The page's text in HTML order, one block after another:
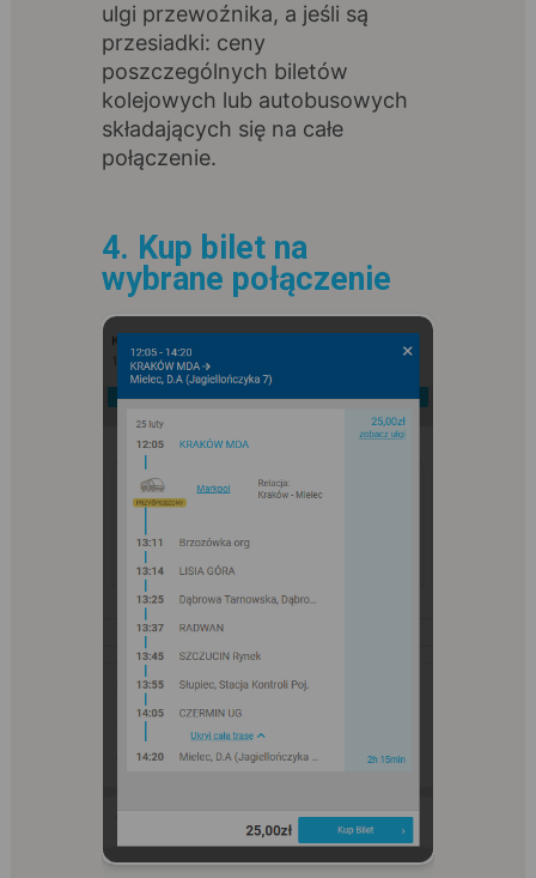
ulgi przewoźnika, a jeśli są
przesiadki: ceny
poszczególnych biletów
kolejowych lub autobusowych
składających się na całe
połączenie.
4. Kup bilet na
wybrane połączenie